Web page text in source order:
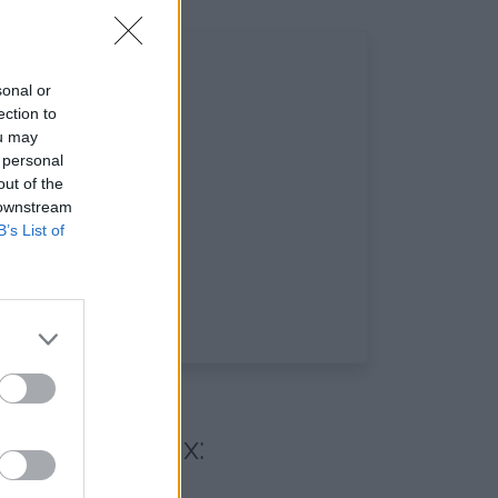
or
to
may
of the
List of
sociaux: